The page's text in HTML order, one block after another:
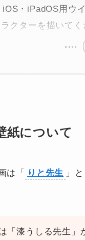
・iPadOS用ウ
クターを描いて
紙について
は「 りと先生 」
「漆うしる先生